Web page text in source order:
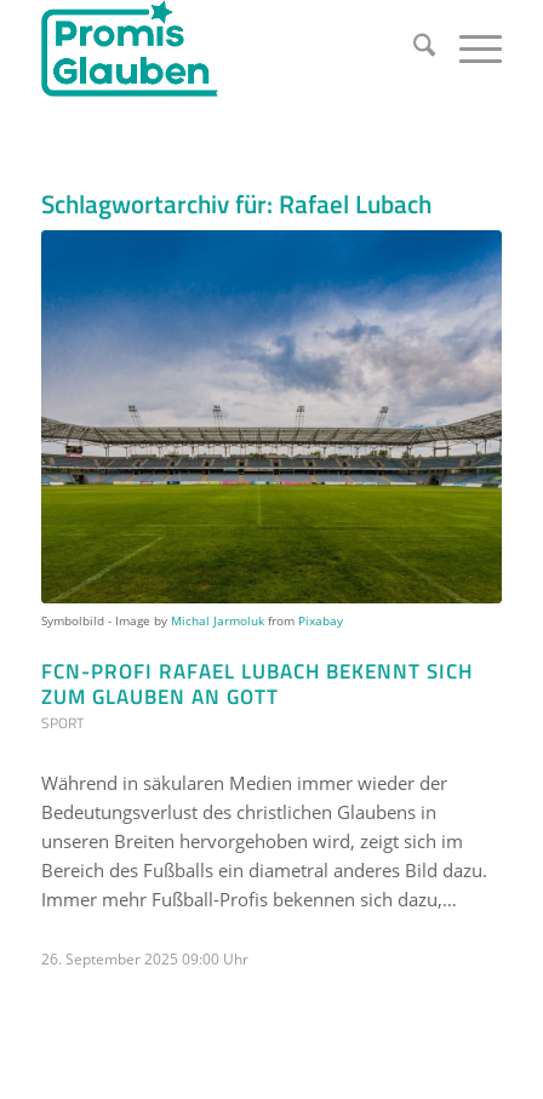
Schlagwortarchiv für: Rafael Lubach
Symbolbild - Image by Michal Jarmolukfrom Pixabay
FCN-PROFI RAFAEL LUBACH BEKENNT SICH
ZUM GLAUBEN AN GOTT
SPORT
Während in säkularen Medien immer wieder der
Bedeutungsverlust des christlichen Glaubens in
unseren Breiten hervorgehoben wird, zeigt sich im
Bereich des Fußballs ein diametral anderes Bild dazu.
Immer mehr Fußball-Profis bekennen sich dazu,…
26. September 2025 09:00 Uhr